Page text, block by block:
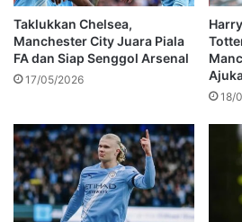
Taklukkan Chelsea,
Manchester City Juara Piala
FA dan Siap Senggol Arsenal
17/05/2026
18/